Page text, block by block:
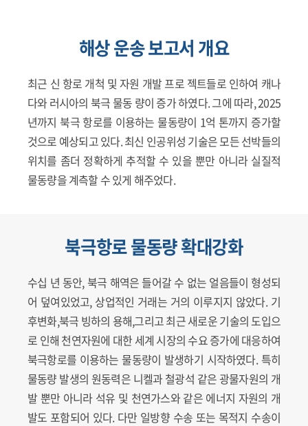
해상 운송 보고서 개요
최근 신 항로 개척 및 자원 개발 프로 젝트들로 인하여 캐나
다와 러시아의 북극 물동 량이 증가 하였다. 그에 따라, 2025
년까지 북극 항로를 이용하는 물동량이 1억 톤까지 증가할
것으로 예상되고 있다. 최신 인공위성 기술은 모든 선박들의
위치를 좀더 정확하게 추적할 수 있을 뿐만 아니라 실질적
물동량을 계측할 수 있게 해주었다.
북극항로 물동량 확대강화
수십 년 동안, 북극 해역은 들어갈 수 없는 얼음들이 형성되
어 덮여있었고, 상업적인 거래는 거의 이루지지 않았다. 기
후변화,북극 빙하의 용해,그리고 최근 새로운 기술의 도입으
로 인해 천연자원에 대한 세계 시장의 수요 증가에 대응하여
북극항로를 이용하는 물동량이 발생하기 시작하였다. 특히
물동량 발생의 원동력은 니켈과 철광석 같은 광물자원의 개
발 뿐만 아니라 석유 및 천연가스와 같은 에너지 자원의 개
발도 포함되어 있다. 다만 일방향 수송 또는 목적지 수송이